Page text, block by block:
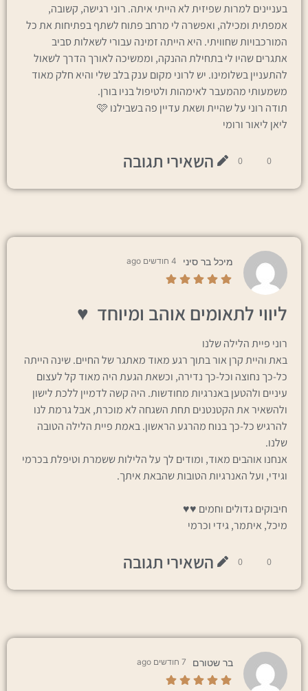
בעניינים למרות שפיזית לא הייתי איתה. רוני רגישה, קשובה,
אמפתית ומכילה, ואפשרה לי מרחב פתוח לשתף בפתיחות את כל
המורכבויות שחוויתי. היא הייתה זמינה עבורי לשאלות סביב
אתגרים שהיו לי בתחילת ההנקה, וממשיכה לאורך הדרך לשאול
להתעניין בשלומינו. יש לרוני מקום ענק בלב שלי והיא חלק מאוד
משמעותי מהמעבר לאימהות ולטיפול בניו בורן.
תודה רוני על שהיית ושאת עדיין פה בשבילנו 🩷
ליאן ליאור ורומי
0
0 השאירי תגובה
מיכל בר סיני 4 חודשים ago
ליווי לתאומים אוהב ומיוחד ♥️
רוני פיית הלילה שלנו
באת והיית קרן אור בתוך רגע מאוד מאתגר של החיים. שינה הייתה
כל-כך נחוצה וכל-כך נדירה, וכשאת הגעת היה מאוד קל לעצום
עיניים ולהטען באנרגיות מחודשות. היה קשה לדמיין ללכת לישון
ולהשאיר את הקטנטנים תחת השגחה לא מוכרת, אבל גרמת לנו
להרגיש כל-כך בנוח מהרגע הראשון. באמת פיית הלילה הטובה
שלנו.
אנחנו אוהבים מאוד, ומודים לך על הלילות ששמרת וטיפלת בכרמי
וגידי, ועל האנרגיות הטובות שהבאת איתך.
חיבוקים גדולים וחמים ♥️♥️
מיכל, איתמר, גידי וכרמי
0
0 השאירי תגובה
בר שטורם 7 חודשים ago